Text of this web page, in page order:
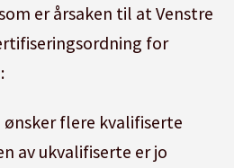
er årsaken til at Venstre
for
ønsker flere kvalifiserte
av ukvalifiserte er jo